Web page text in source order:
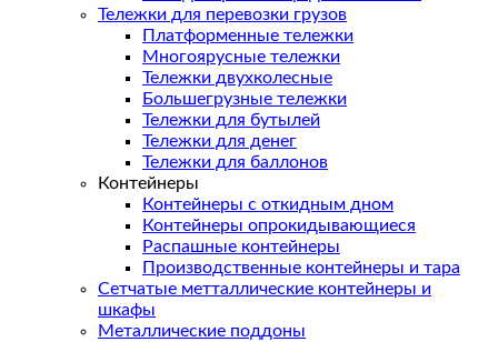
Тележки для перевозки грузов
Платформенные тележки
Многоярусные тележки
Тележки двухколесные
Большегрузные тележки
Тележки для бутылей
Тележки для денег
Тележки для баллонов
Контейнеры
Контейнеры с откидным дном
Контейнеры опрокидывающиеся
Распашные контейнеры
Производственные контейнеры и тара
Сетчатые метталлические контейнеры и
шкафы
Металлические поддоны